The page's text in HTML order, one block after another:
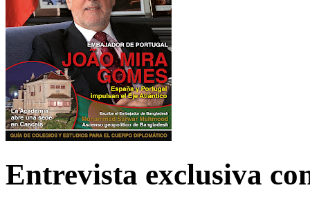
Entrevista exclusiva